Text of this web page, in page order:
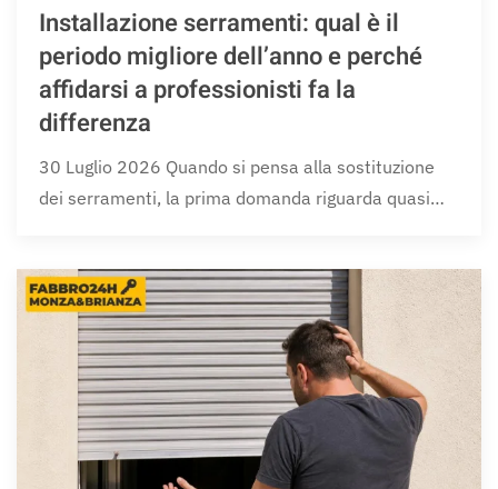
Installazione serramenti: qual è il
periodo migliore dell’anno e perché
affidarsi a professionisti fa la
differenza
30 Luglio 2026 Quando si pensa alla sostituzione
dei serramenti, la prima domanda riguarda quasi…